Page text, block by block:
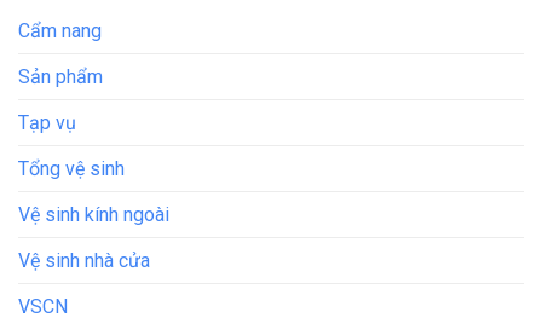
Cẩm nang
Sản phẩm
Tạp vụ
Tổng vệ sinh
Vệ sinh kính ngoài
Vệ sinh nhà cửa
VSCN